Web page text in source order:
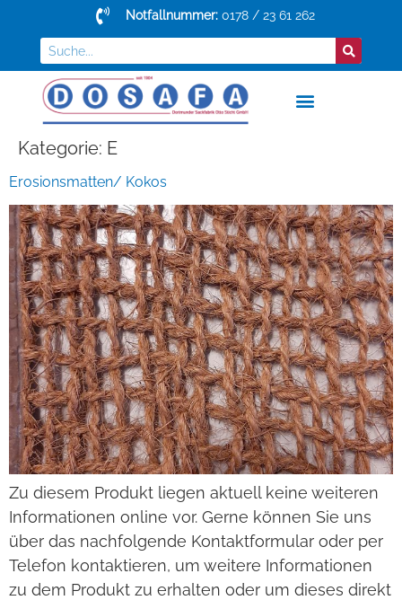
Notfallnummer: 0178 / 23 61 262
Kategorie: E
Erosionsmatten/ Kokos
Zu diesem Produkt liegen aktuell keine weiteren
Informationen online vor. Gerne können Sie uns
über das nachfolgende Kontaktformular oder per
Telefon kontaktieren, um weitere Informationen
zu dem Produkt zu erhalten oder um dieses direkt